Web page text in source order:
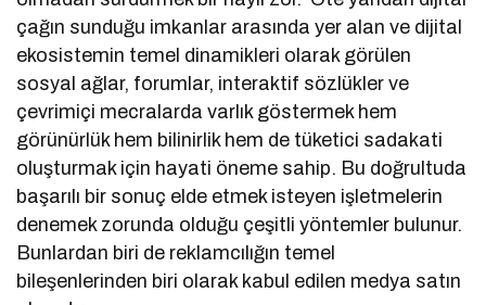
çağın sunduğu imkanlar arasında yer alan ve dijital
ekosistemin temel dinamikleri olarak görülen
sosyal ağlar, forumlar, interaktif sözlükler ve
çevrimiçi mecralarda varlık göstermek hem
görünürlük hem bilinirlik hem de tüketici sadakati
oluşturmak için hayati öneme sahip. Bu doğrultuda
başarılı bir sonuç elde etmek isteyen işletmelerin
denemek zorunda olduğu çeşitli yöntemler bulunur.
Bunlardan biri de reklamcılığın temel
bileşenlerinden biri olarak kabul edilen medya satın